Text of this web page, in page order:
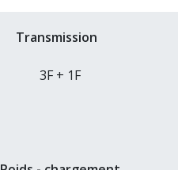
Transmission
3F + 1F